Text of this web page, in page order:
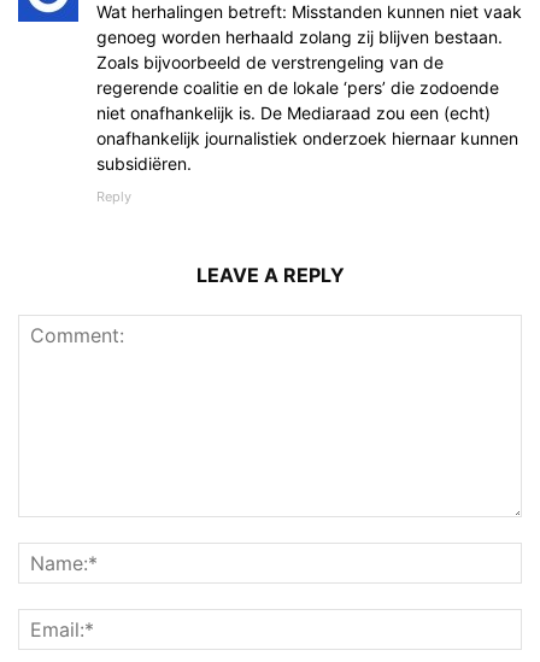
Wat herhalingen betreft: Misstanden kunnen niet vaak
genoeg worden herhaald zolang zij blijven bestaan.
Zoals bijvoorbeeld de verstrengeling van de
regerende coalitie en de lokale ‘pers’ die zodoende
niet onafhankelijk is. De Mediaraad zou een (echt)
onafhankelijk journalistiek onderzoek hiernaar kunnen
subsidiëren.
Reply
LEAVE A REPLY